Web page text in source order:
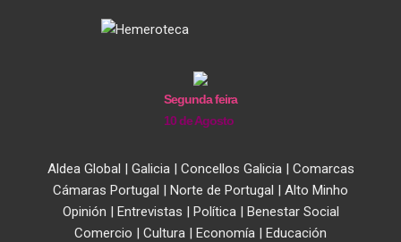
Segunda feira
10 de Agosto
Aldea Global | Galicia| Concellos Galicia| Comarcas
Cámaras Portugal | Norte de Portugal | Alto Minho
Opinión | Entrevistas | Política| Benestar Social
Comercio | Cultura | Economía | Educación